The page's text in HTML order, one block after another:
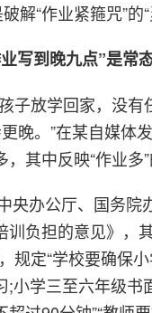
解“作业紧箍咒”的
写到晚九点”是常
子放学回家，没
晚。”在某自媒体
其中反映“作业多”
央办公厅、国务院
训负担的意见》，
规定“学校要确保
;小学三至六年级